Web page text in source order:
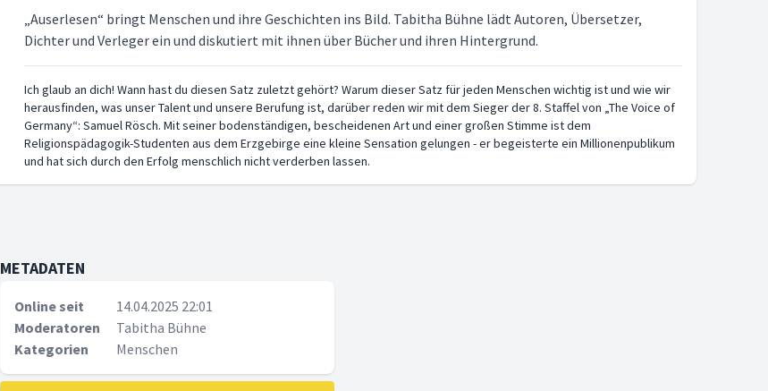
„Auserlesen“ bringt Menschen und ihre Geschichten ins Bild. Tabitha Bühne lädt Autoren, Übersetzer,
Dichter und Verleger ein und diskutiert mit ihnen über Bücher und ihren Hintergrund.
Ich glaub an dich! Wann hast du diesen Satz zuletzt gehört? Warum dieser Satz für jeden Menschen wichtig ist und wie wir
herausfinden, was unser Talent und unsere Berufung ist, darüber reden wir mit dem Sieger der 8. Staffel von „The Voice of
Germany“: Samuel Rösch. Mit seiner bodenständigen, bescheidenen Art und einer großen Stimme ist dem
Religionspädagogik-Studenten aus dem Erzgebirge eine kleine Sensation gelungen - er begeisterte ein Millionenpublikum
und hat sich durch den Erfolg menschlich nicht verderben lassen.
METADATEN
Online seit
14.04.2025 22:01
Moderatoren
Tabitha Bühne
Kategorien
Menschen